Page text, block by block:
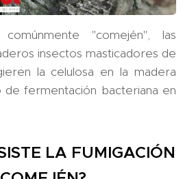
"comején", las
insectos masticadores de
la celulosa en la madera
fermentación bacteriana en
LA FUMIGACIÓN